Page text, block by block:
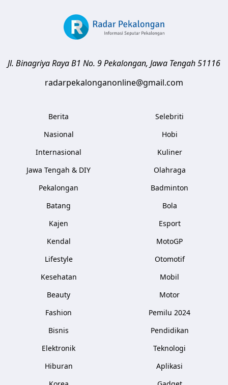
Jl. Binagriya Raya B1 No. 9Pekalongan, Jawa Tengah51116
radarpekalonganonline@gmail.com
Berita
Nasional
Internasional
Jawa Tengah & DIY
Pekalongan
Batang
Kajen
Kendal
Lifestyle
Kesehatan
Beauty
Fashion
Bisnis
Elektronik
Hiburan
Selebriti
Hobi
Kuliner
Olahraga
Badminton
Bola
Esport
MotoGP
Otomotif
Mobil
Motor
Pemilu 2024
Pendidikan
Teknologi
Aplikasi